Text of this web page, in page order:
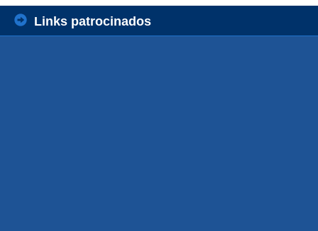
Links patrocinados